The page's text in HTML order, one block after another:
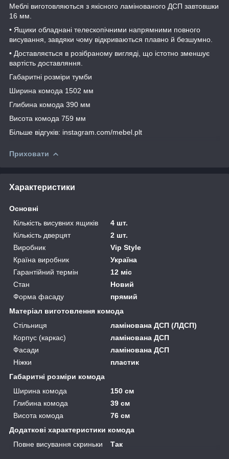
Меблі виготовляються з якісного ламінованого ДСП завтовшки
16 мм.
• Ящики обладнані телескопічними напрямними повного
висування, завдяки чому відкриваються плавно й безшумно.
• Доставляється в розібраному вигляді, що істотно зменшує
вартість доставляння.
Габаритні розміри тумби
Ширина комода 1502 мм
Глибина комода 390 мм
Висота комода 759 мм
Більше відгуків: instagram.com/mebel.plt
Приховати
Характеристики
Основні
Кількість висувних ящиків
4 шт.
Кількість дверцят
2 шт.
Виробник
Vip Style
Країна виробник
Україна
Гарантійний термін
12 міс
Стан
Новий
Форма фасаду
прямий
Матеріал виготовлення комода
Стільниця
ламінована ДСП (ЛДСП)
Корпус (каркас)
ламінована ДСП
Фасади
ламінована ДСП
Ніжки
пластик
Габаритні розміри комода
Ширина комода
150 см
Глибина комода
39 см
Висота комода
76 см
Додаткові характеристики комода
Повне висування скриньки
Так